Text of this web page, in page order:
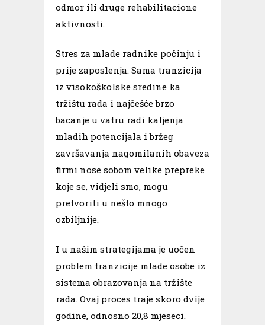
odmor ili druge rehabilitacione
aktivnosti.
Stres za mlade radnike počinju i
prije zaposlenja. Sama tranzicija
iz visokoškolske sredine ka
tržištu rada i najčešće brzo
bacanje u vatru radi kaljenja
mladih potencijala i bržeg
završavanja nagomilanih obaveza
firmi nose sobom velike prepreke
koje se, vidjeli smo, mogu
pretvoriti u nešto mnogo
ozbiljnije.
I u našim strategijama je uočen
problem tranzicije mlade osobe iz
sistema obrazovanja na tržište
rada. Ovaj proces traje skoro dvije
godine, odnosno 20,8 mjeseci.